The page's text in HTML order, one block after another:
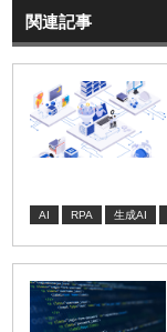
関連記事
AI RPA 生成AI